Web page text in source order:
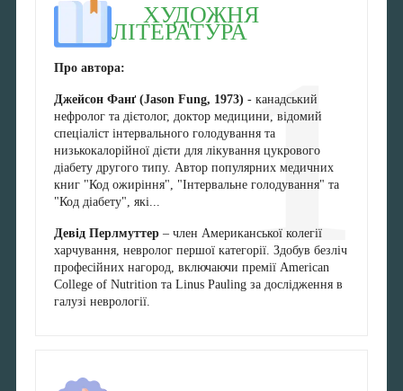
1
ХУДОЖНЯ
ЛІТЕРАТУРА
Про автора:
Джейсон Фанґ (Jason Fung, 1973) - канадський
нефролог та дієтолог, доктор медицини, відомий
спеціаліст інтервального голодування та
низькокалорійної дієти для лікування цукрового
діабету другого типу. Автор популярних медичних
книг "Код ожиріння", "Інтервальне голодування" та
"Код діабету", які...
Девід Перлмуттер– член Американської колегії
харчування, невролог першої категорії. Здобув безліч
професійних нагород, включаючи премії American
College of Nutrition та Linus Pauling за дослідження в
галузі неврології.